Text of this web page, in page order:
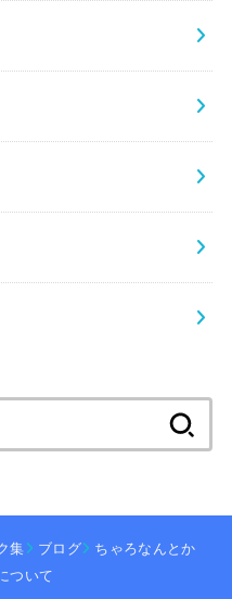
:
集 ブログ
ちゃろなんとか
ついて